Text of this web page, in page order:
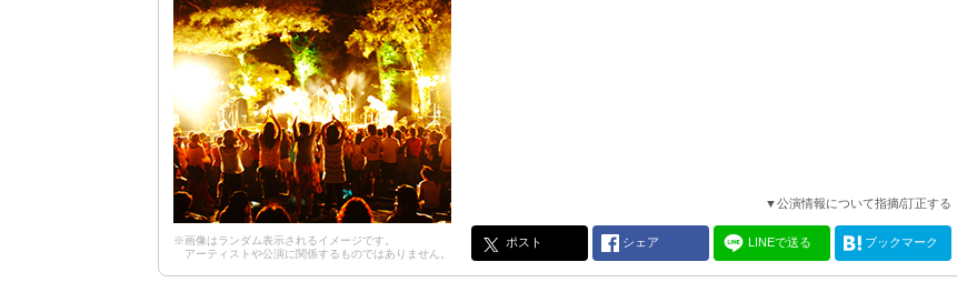
※画像はランダム表示されるイメージです。
アーティストや公演に関係するものではありません。
▼公演情報について指摘/訂正する
ポスト シェア LINEで送る ブックマーク